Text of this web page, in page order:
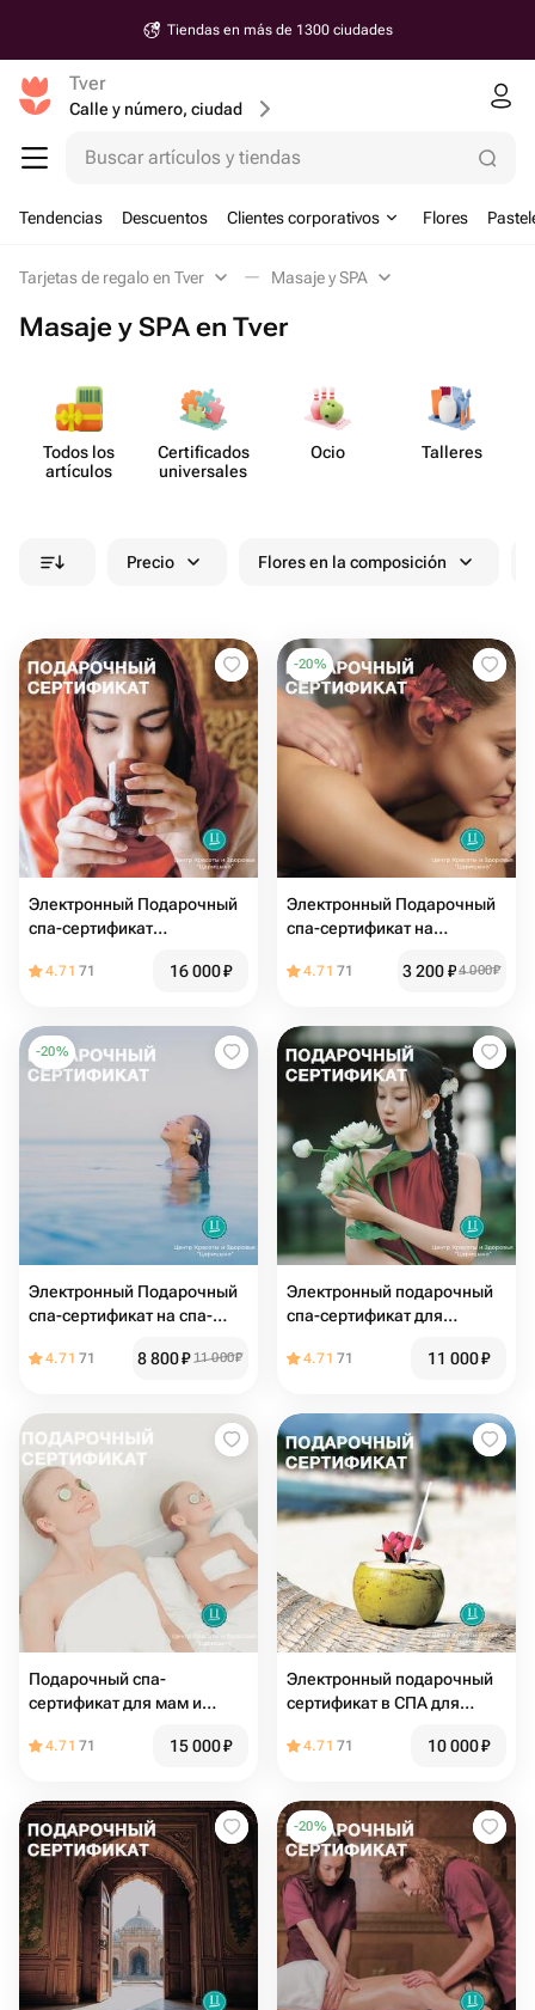
Tiendas en más de 1300 ciudades
Tver
Calle y número, ciudad
Buscar artículos y tiendas
Tendencias Descuentos Clientes corporativos Flores
Tarjetas de regalo en Tver Masaje y SPA
Masaje y SPA en Tver
Todos los
artículos
Certif​icados
unive​rsales
Ocio Talleres
Precio Flores en la composición
Электронный Подарочный
спа-сертификат
4.71 71 16 000₽
-20%
Электронный Подарочный
спа-сертификат на
минут
4.71 71 3 200₽4 000₽
-20%
Электронный Подарочный
спа-сертификат на спа-
Розы» для одного
4.71 71 8 800₽ 11 000₽
Электронный подарочный
спа-сертификат для
программа «Белый Лотос»
4.71 71 11 000₽
Подарочный спа-
сертификат для мам и
4.71 71 15 000₽
Электронный подарочный
сертификат в СПА для
4.71 71 10 000₽
-20%